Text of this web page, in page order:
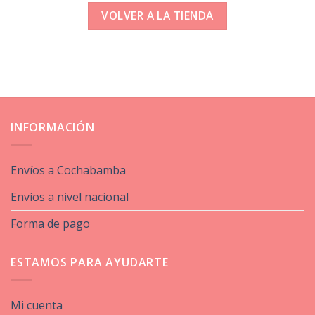
VOLVER A LA TIENDA
INFORMACIÓN
Envíos a Cochabamba
Envíos a nivel nacional
Forma de pago
ESTAMOS PARA AYUDARTE
Mi cuenta